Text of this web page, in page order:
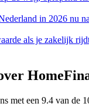
in 2026 nu
als je zakelijk
met een 9.4 van de